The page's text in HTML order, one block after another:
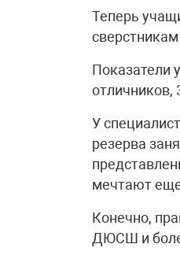
Теперь
Показатели
отличников,
У
резерва
мечтают
Конечно,
ДЮСШ и